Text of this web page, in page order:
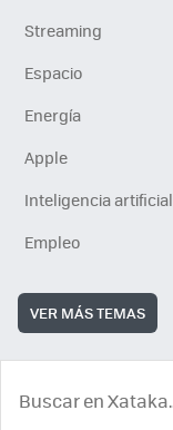
Streaming
Espacio
Energía
Apple
Inteligencia artificial
Empleo
VER MÁS TEMAS